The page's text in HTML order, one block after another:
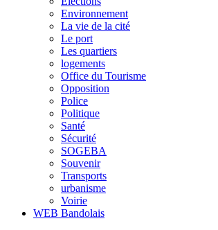
Environnement
La vie de la cité
Le port
Les quartiers
logements
Office du Tourisme
Opposition
Police
Politique
Santé
Sécurité
SOGEBA
Souvenir
Transports
urbanisme
Voirie
WEB Bandolais